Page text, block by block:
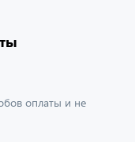
оплаты и не